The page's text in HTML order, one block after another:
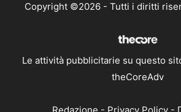
Copyright ©2026 - Tutti i diritti
Le attività pubblicitarie su questo
theCoreAdv